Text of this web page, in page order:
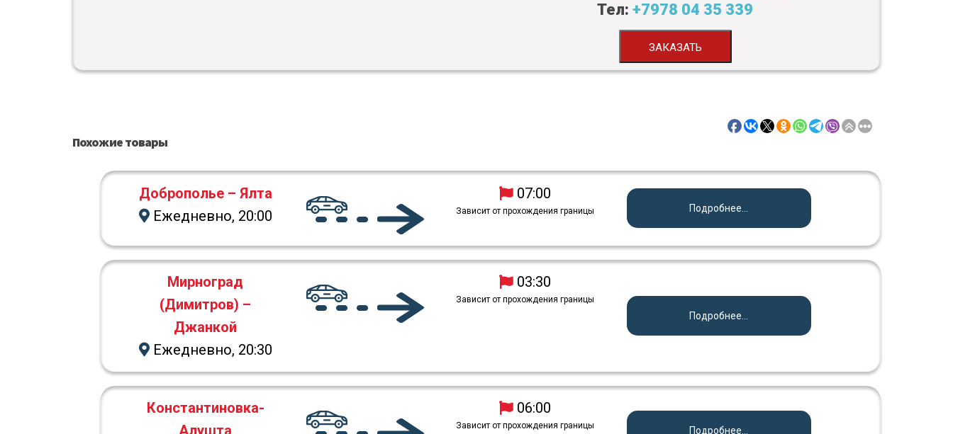
Тел: +7978 04 35 339
ЗАКАЗАТЬ
Похожие товары
Доброполье – Ялта
Ежедневно, 20:00
07:00
Зависит от прохождения границы Подробнее...
Мирноград
(Димитров) –
Джанкой
Ежедневно, 20:30
03:30
Зависит от прохождения границы
Подробнее...
Константиновка-
Алушта
06:00
Зависит от прохождения границы Подробнее...